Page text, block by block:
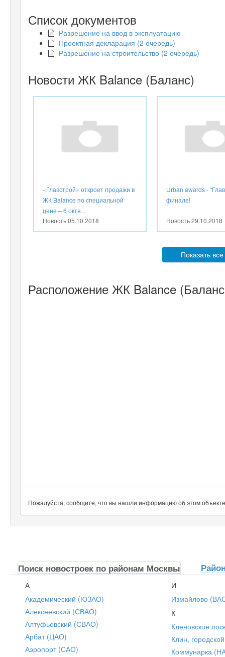
Список документов
Разрешение на ввод в эксплуатацию
Проектная декларация (2 очередь)
Разрешение на строительство (2 очередь)
Новости ЖК Balance (Баланс)
«Главстрой» откроет продажи в
ЖК Balance по специальной
цене – 6 октя...
Новость05.10.2018
Urban awards -
финале!
Новость29.10.2018
Показать
Расположение ЖК Balance
Пожалуйста, сообщите, что вы нашли информацию об этом
Поиск новостроек по районам Москвы
А
Академический (ЮЗАО)
Алексеевский (СВАО)
Алтуфьевский (СВАО)
Арбат (ЦАО)
Аэропорт (САО)
И
Измайлово
К
Кленовское
Клин,
Коммунарка